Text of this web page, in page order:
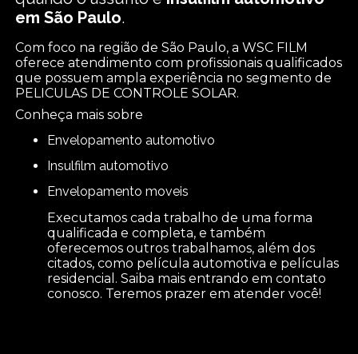
em São Paulo.
Com foco na região de São Paulo, a WSC FILM
oferece atendimento com profissionais qualificados
que possuem ampla experiência no segmento de
PELICULAS DE CONTROLE SOLAR.
Conheça mais sobre
envelopamento automotivo
insulfilm automotivo
envelopamento moveis
Executamos cada trabalho de uma forma
qualificada e completa, e também
oferecemos outros trabalhamos, além dos
citados, como película automotiva e películas
residencial. Saiba mais entrando em contato
conosco. Teremos prazer em atender você!